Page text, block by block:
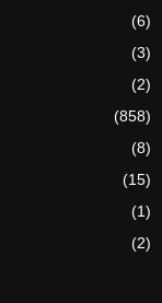
(6)
(3)
(2)
(858)
(8)
(15)
(1)
(2)